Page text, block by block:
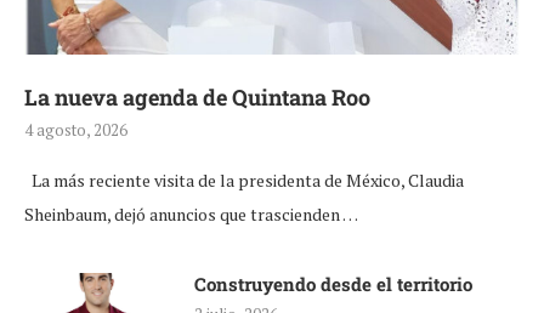
La nueva agenda de Quintana Roo
4 agosto, 2026
La más reciente visita de la presidenta de México, Claudia
Sheinbaum, dejó anuncios que trascienden …
Construyendo desde el territorio